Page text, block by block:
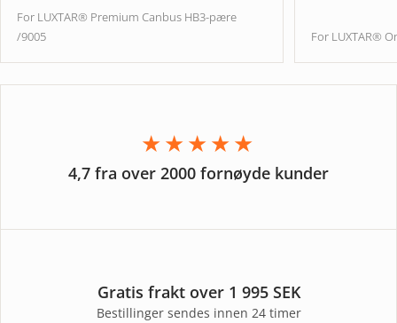
For LUXTAR® Premium Canbus HB3-pære
/9005
For LUXTAR®
★★★★★
4,7 fra over 2000 fornøyde kunder
Gratis frakt over 1 995 SEK
Bestillinger sendes innen 24 timer